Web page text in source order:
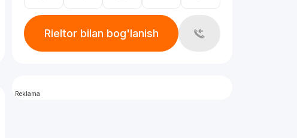
Rieltor bilan bog'lanish
Reklama